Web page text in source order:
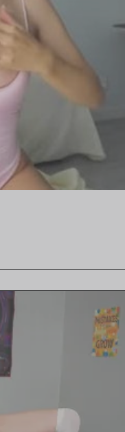
realmente está rompiendo en
vecinos.